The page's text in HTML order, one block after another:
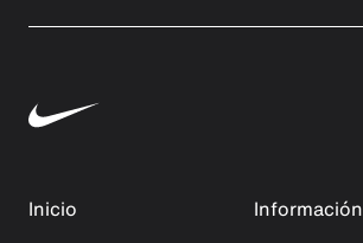
Inicio
Información